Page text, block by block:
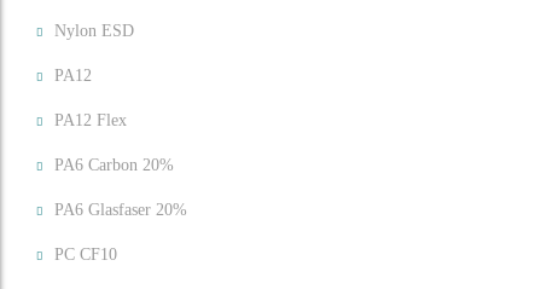
Nylon ESD
PA12
PA12 Flex
PA6 Carbon 20%
PA6 Glasfaser 20%
PC CF10